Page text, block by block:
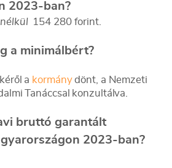
2023-ban?
nélkül 154 280 forint.
a minimálbért?
a kormánydönt, a Nemzeti
Tanáccsal konzultálva.
bruttó garantált
2023-ban?